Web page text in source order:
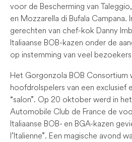
voor de Bescherming van
en Mozzarella di Bufala Campana.
gerechten van chef-kok Danny
Italiaanse BOB-kazen onder de
op instemming van veel
Het Gorgonzola BOB Consortium
hoofdrolspelers van een exclusief
“salon”. Op 20 oktober werd in
Automobile Club de France de
Italiaanse BOB- en BGA-kazen
l’Italienne”. Een magische avond